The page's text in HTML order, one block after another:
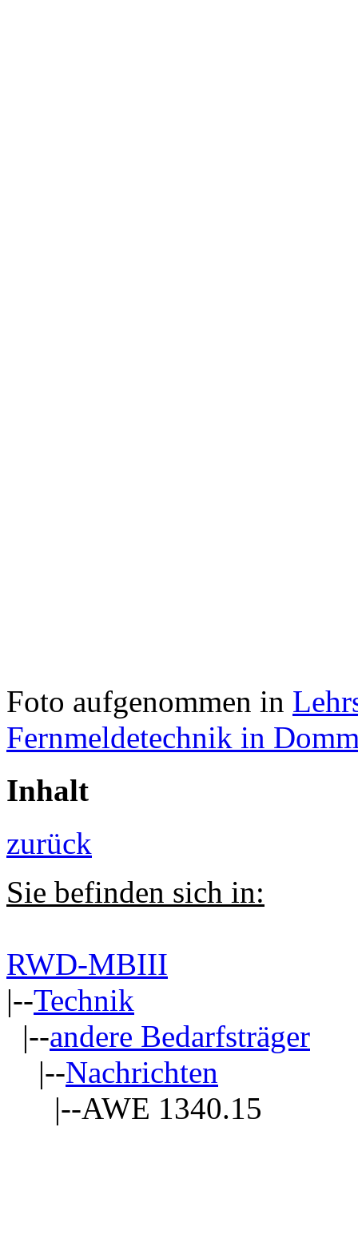
Foto aufgenommen in
Fernmeldetechnik in
Inhalt
zurück
Sie befinden sich in:
RWD-MBIII
|--Technik
|--andere Bedarfsträger
|--Nachrichten
|--AWE 1340.15